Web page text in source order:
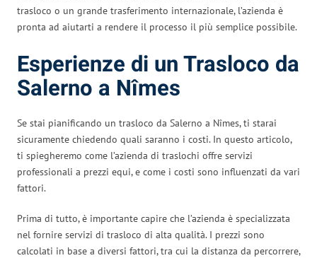
trasloco o un grande trasferimento internazionale, l’azienda è
pronta ad aiutarti a rendere il processo il più semplice possibile.
Esperienze di un Trasloco da
Salerno a Nîmes
Se stai pianificando un trasloco da Salerno a Nîmes, ti starai
sicuramente chiedendo quali saranno i costi. In questo articolo,
ti spiegheremo come l’azienda di traslochi offre servizi
professionali a prezzi equi, e come i costi sono influenzati da vari
fattori.
Prima di tutto, è importante capire che l’azienda è specializzata
nel fornire servizi di trasloco di alta qualità. I prezzi sono
calcolati in base a diversi fattori, tra cui la distanza da percorrere,